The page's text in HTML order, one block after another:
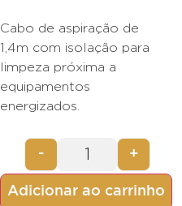
Cabo de aspiração de
1,4m com isolação para
limpeza próxima a
equipamentos
energizados.
- +
Adicionar ao carrinho